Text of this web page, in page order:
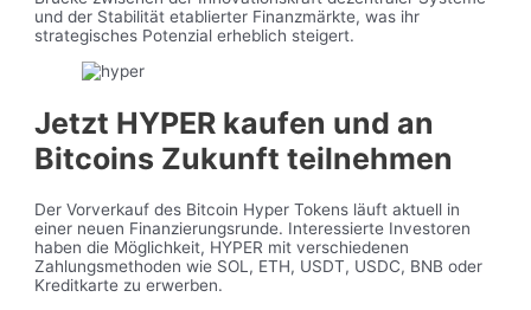
und der Stabilität etablierter Finanzmärkte, was ihr
strategisches Potenzial erheblich steigert.
Jetzt HYPER kaufen und an
Bitcoins Zukunft teilnehmen
Der Vorverkauf des Bitcoin Hyper Tokens läuft aktuell in
einer neuen Finanzierungsrunde. Interessierte Investoren
haben die Möglichkeit, HYPER mit verschiedenen
Zahlungsmethoden wie SOL, ETH, USDT, USDC, BNB oder
Kreditkarte zu erwerben.